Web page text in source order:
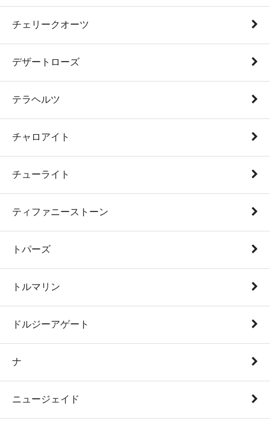
チェリークオーツ
デザートローズ
テラヘルツ
チャロアイト
チューライト
ティファニーストーン
トパーズ
トルマリン
ドルジーアゲート
ナ
ニュージェイド